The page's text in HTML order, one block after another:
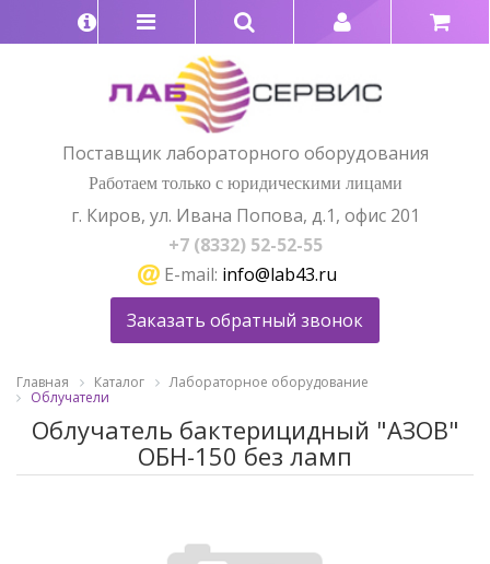
Поставщик лабораторного оборудования
Работаем только с юридическими лицами
г. Киров, ул. Ивана Попова, д.1, офис 201
+7 (8332) 52-52-55
E-mail: info@lab43.ru
Заказать обратный звонок
Главная Каталог
Лабораторное оборудование
Облучатели
Облучатель бактерицидный "АЗОВ"
ОБН-150 без ламп